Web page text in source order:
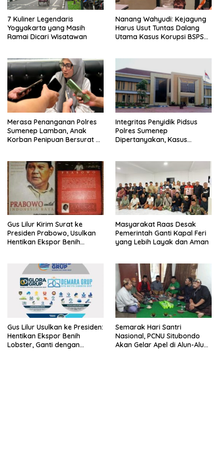
7 Kuliner Legendaris
Yogyakarta yang Masih
Ramai Dicari Wisatawan
Nanang Wahyudi: Kejagung
Harus Usut Tuntas Dalang
Utama Kasus Korupsi BSPS
Merasa Penanganan Polres
Sumenep Lamban, Anak
Korban Penipuan Bersurat ke
Integritas Penyidik Pidsus
Polres Sumenep
Dipertanyakan, Kasus
Kepastian
Gus Lilur Kirim Surat ke
Presiden Prabowo, Usulkan
Hentikan Ekspor Benih
Masyarakat Raas Desak
Pemerintah Ganti Kapal Feri
yang Lebih Layak dan Aman
Gus Lilur Usulkan ke Presiden:
Hentikan Ekspor Benih
Lobster, Ganti dengan
Semarak Hari Santri
Nasional, PCNU Situbondo
Akan Gelar Apel di Alun-Alun